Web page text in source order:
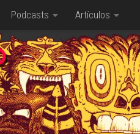
Podcasts Artículos